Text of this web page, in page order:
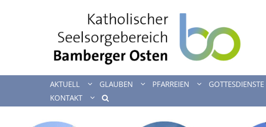
AKTUELL GLAUBEN PFARREIEN GOTTESDIENSTE
KONTAKT